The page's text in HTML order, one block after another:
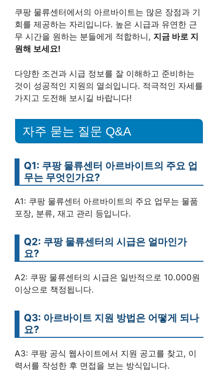
쿠팡 물류센터에서의 아르바이트는 많은 장점과 기
회를 제공하는 자리입니다. 높은 시급과 유연한 근
무 시간을 원하는 분들에게 적합하니, 지금 바로 지
원해 보세요!
다양한 조건과 시급 정보를 잘 이해하고 준비하는
것이 성공적인 지원의 열쇠입니다. 적극적인 자세를
가지고 도전해 보시길 바랍니다!
자주 묻는 질문 Q&A
Q1: 쿠팡 물류센터 아르바이트의 주요 업
무는 무엇인가요?
A1: 쿠팡 물류센터 아르바이트의 주요 업무는 물품
포장, 분류, 재고 관리 등입니다.
Q2: 쿠팡 물류센터의 시급은 얼마인가
요?
A2: 쿠팡 물류센터의 시급은 일반적으로 10.000원
이상으로 책정됩니다.
Q3: 아르바이트 지원 방법은 어떻게 되나
요?
A3: 쿠팡 공식 웹사이트에서 지원 공고를 찾고, 이
력서를 작성한 후 면접을 보는 방식입니다.